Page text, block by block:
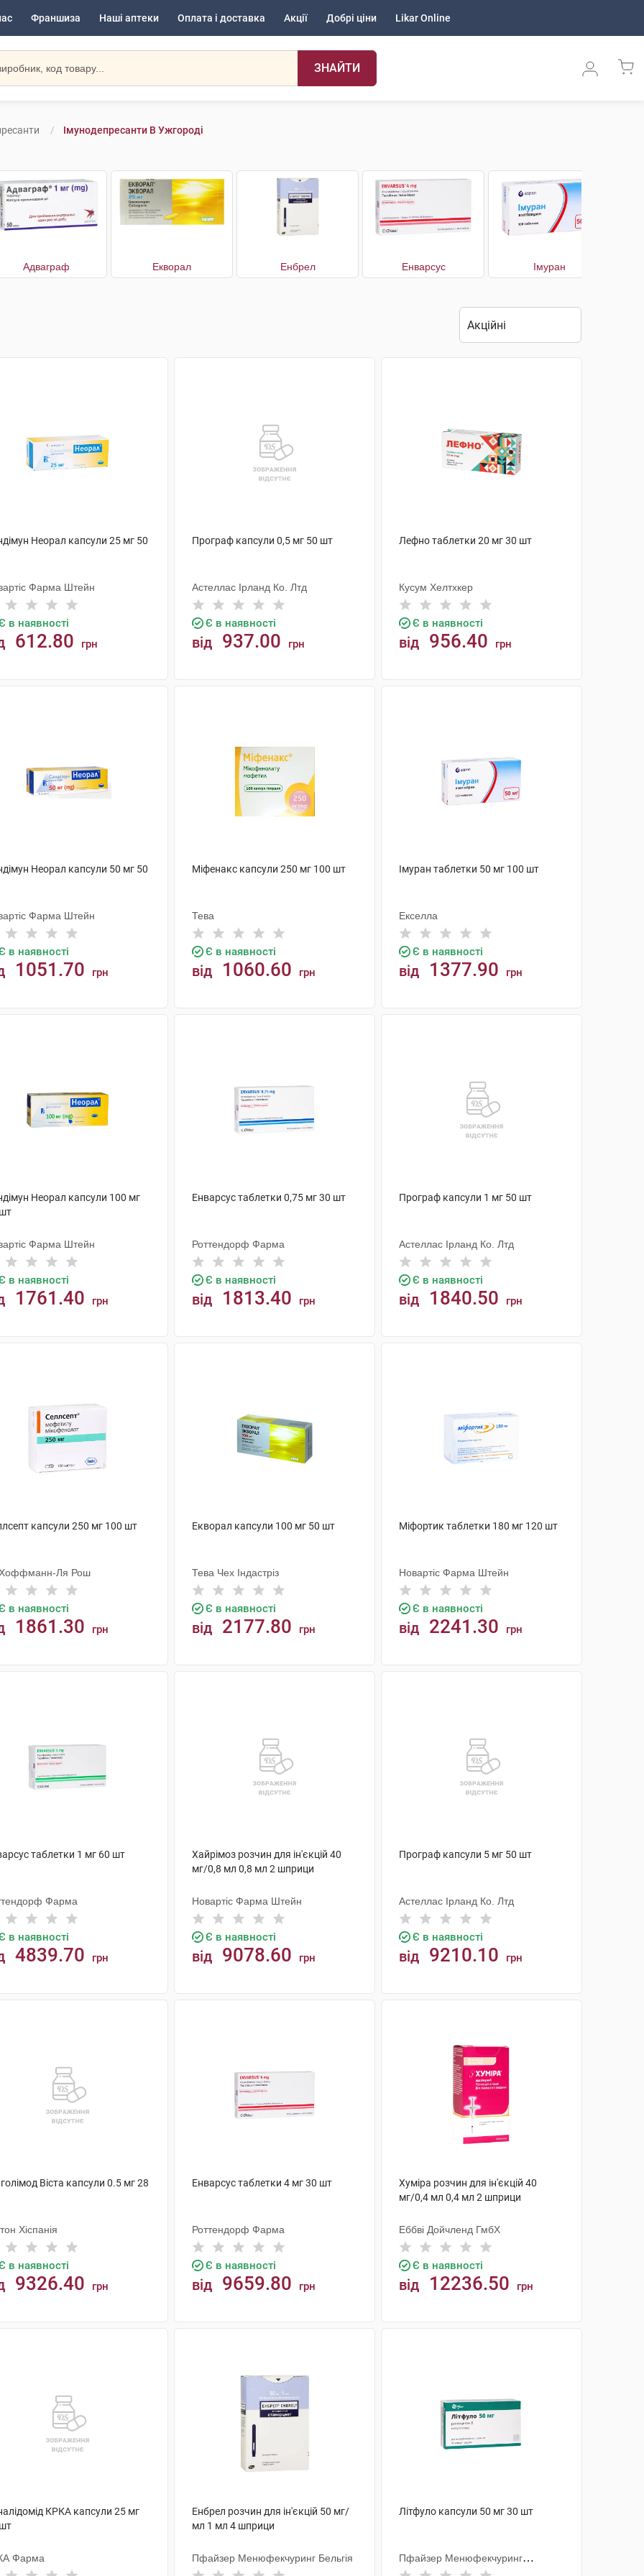
Франшиза Наші аптеки Оплата і доставка Акції Добрі ціни Likar Online
ЗНАЙТИ
Імунодепресанти В Ужгороді
Адваграф Екворал Енбрел Енварсус Імуран
Неорал капсули 25 мг 50
Фарма Штейн
в наявності
612.80 грн
Програф капсули 0,5 мг 50 шт
Астеллас Ірланд Ко. Лтд
Є в наявності
від 937.00 грн
Лефно таблетки 20 мг 30 шт
Кусум Хелтхкер
Є в наявності
від 956.40 грн
Неорал капсули 50 мг 50
Фарма Штейн
в наявності
1051.70 грн
Міфенакс капсули 250 мг 100 шт
Тева
Є в наявності
від 1060.60 грн
Імуран таблетки 50 мг 100 шт
Екселла
Є в наявності
від 1377.90 грн
Неорал капсули 100 мг
Фарма Штейн
в наявності
1761.40 грн
Енварсус таблетки 0,75 мг 30 шт
Роттендорф Фарма
Є в наявності
від 1813.40 грн
Програф капсули 1 мг 50 шт
Астеллас Ірланд Ко. Лтд
Є в наявності
від 1840.50 грн
капсули 250 мг 100 шт
Ля Рош
в наявності
1861.30 грн
Екворал капсули 100 мг 50 шт
Тева Чех Індастріз
Є в наявності
від 2177.80 грн
Міфортик таблетки 180 мг 120 шт
Новартіс Фарма Штейн
Є в наявності
від 2241.30 грн
таблетки 1 мг 60 шт
Фарма
в наявності
4839.70 грн
Хайрімоз розчин для ін'єкцій 40
мг/0,8 мл 0,8 мл 2 шприци
Новартіс Фарма Штейн
Є в наявності
від 9078.60 грн
Програф капсули 5 мг 50 шт
Астеллас Ірланд Ко. Лтд
Є в наявності
від 9210.10 грн
Віста капсули 0.5 мг 28
Хіспанія
в наявності
9326.40 грн
Енварсус таблетки 4 мг 30 шт
Роттендорф Фарма
Є в наявності
від 9659.80 грн
Хуміра розчин для ін'єкцій 40
мг/0,4 мл 0,4 мл 2 шприци
Еббві Дойчленд ГмбХ
Є в наявності
від 12236.50 грн
КРКА капсули 25 мг
Фарма
Енбрел розчин для ін'єкцій 50 мг/
мл 1 мл 4 шприци
Пфайзер Менюфекчуринг Бельгія
Літфуло капсули 50 мг 30 шт
Пфайзер Менюфекчуринг
Дойчленд